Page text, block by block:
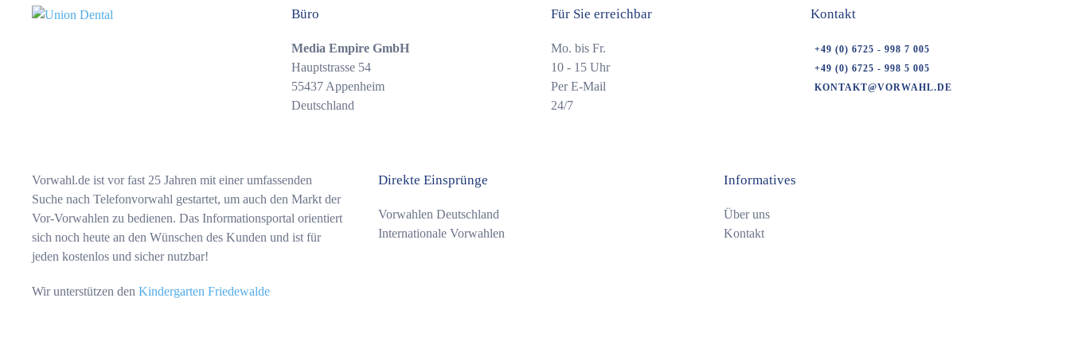
Büro
Media Empire GmbH
Hauptstrasse 54
55437 Appenheim
Deutschland
Kontakt
+49 (0) 6725 - 998 7 005
+49 (0) 6725 - 998 5 005
KONTAKT@VORWAHL.DE
Für Sie erreichbar
Mo. bis Fr.
10 - 15 Uhr
Per E-Mail
24/7
Vorwahl.de ist vor fast 25 Jahren mit einer umfassenden
Suche nach Telefonvorwahl gestartet, um auch den Markt der
Vor-Vorwahlen zu bedienen. Das Informationsportal orientiert
sich noch heute an den Wünschen des Kunden und ist für
jeden kostenlos und sicher nutzbar!
Wir unterstützen den Kindergarten Friedewalde
Direkte Einsprünge
Vorwahlen Deutschland
Internationale Vorwahlen
Informatives
Über uns
Kontakt